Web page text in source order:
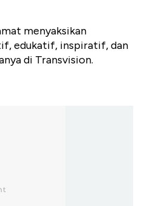
menyaksikan
edukatif, inspiratif, dan
di Transvision.